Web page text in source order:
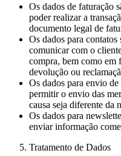
Os dados de faturação
poder realizar a
documento legal de
Os dados para
comunicar com o
compra, bem como em
devolução ou
Os dados para envio
permitir o envio das
causa seja diferente da
Os dados para
enviar informação
Tratamento de Dados